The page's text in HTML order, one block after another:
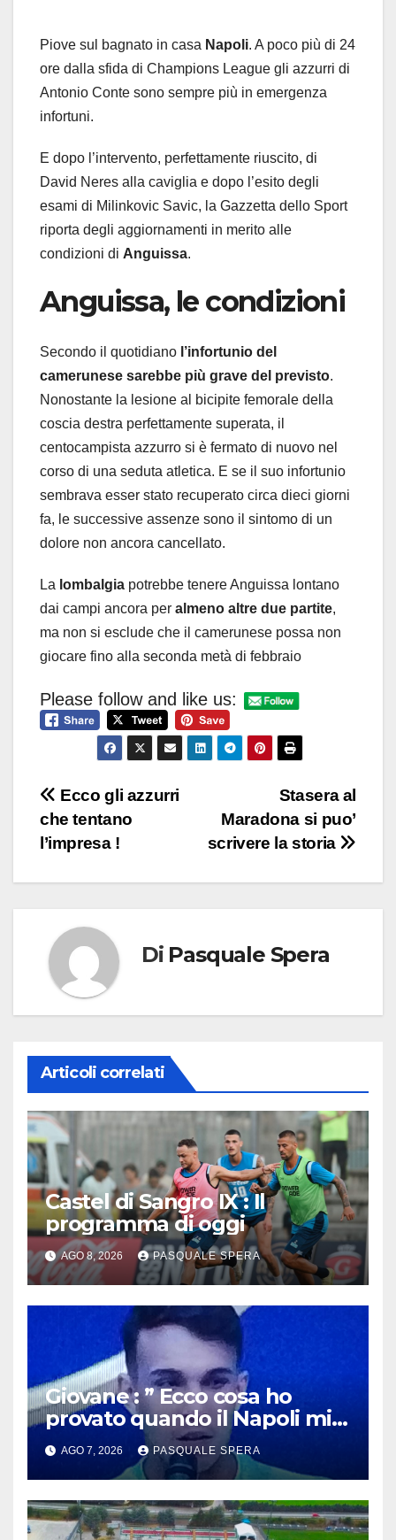
Piove sul bagnato in casa Napoli. A poco più di 24
ore dalla sfida di Champions League gli azzurri di
Antonio Conte sono sempre più in emergenza
infortuni.
E dopo l’intervento, perfettamente riuscito, di
David Neres alla caviglia e dopo l’esito degli
esami di Milinkovic Savic, la Gazzetta dello Sport
riporta degli aggiornamenti in merito alle
condizioni di Anguissa.
Anguissa, le condizioni
Secondo il quotidiano l’infortunio del
camerunese sarebbe più grave del previsto.
Nonostante la lesione al bicipite femorale della
coscia destra perfettamente superata, il
centocampista azzurro si è fermato di nuovo nel
corso di una seduta atletica. E se il suo infortunio
sembrava esser stato recuperato circa dieci giorni
fa, le successive assenze sono il sintomo di un
dolore non ancora cancellato.
La lombalgia potrebbe tenere Anguissa lontano
dai campi ancora per almeno altre due partite,
ma non si esclude che il camerunese possa non
giocare fino alla seconda metà di febbraio
Please follow and like us:
Navigazione
articoli
Stasera al
Maradona si puo’
scrivere la storia
Ecco gli azzurri
che tentano
l’impresa !
Di Pasquale Spera
Articoli correlati
Castel di Sangro IX : Il
programma di oggi
AGO 8, 2026 PASQUALE SPERA
Giovane : ” Ecco cosa ho
provato quando il Napoli mi
ha chiamato !”
AGO 7, 2026 PASQUALE SPERA